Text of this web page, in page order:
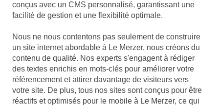
conçus avec un CMS personnalisé, garantissant une
facilité de gestion et une flexibilité optimale.
Nous ne nous contentons pas seulement de construire
un site internet abordable à Le Merzer, nous créons du
contenu de qualité. Nos experts s'engagent à rédiger
des textes enrichis en mots-clés pour améliorer votre
référencement et attirer davantage de visiteurs vers
votre site. De plus, tous nos sites sont conçus pour être
réactifs et optimisés pour le mobile à Le Merzer, ce qui